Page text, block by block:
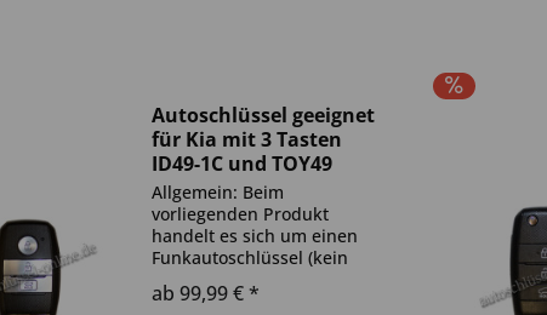
Autoschlüssel geeignet
für Kia mit 3 Tasten
ID49-1C und TOY49
(Aftermarket Produkt)
Allgemein: Beim
vorliegenden Produkt
handelt es sich um einen
Funkautoschlüssel (kein
Original). Es ist eine
Wegfahrsperre
ab 99,99 € *